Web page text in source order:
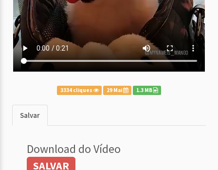
3334 cliques 29 Mai 1.3 MB
Salvar
Download do Vídeo
SALVAR